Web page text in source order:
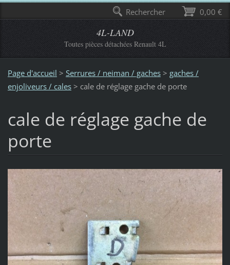
4L-LAND
Toutes pièces détachées Renault 4L
Page d'accueil > Serrures / neiman / gaches > gaches /
enjoliveurs / cales > cale de réglage gache de porte
cale de réglage gache de
porte
0,00 €
Rechercher